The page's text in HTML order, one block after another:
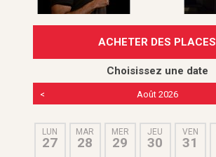
ACHETER DES PLACES
Choisissez une date
< Août 2026
LUN
27
MAR
28
MER
29
JEU
30
VEN
31